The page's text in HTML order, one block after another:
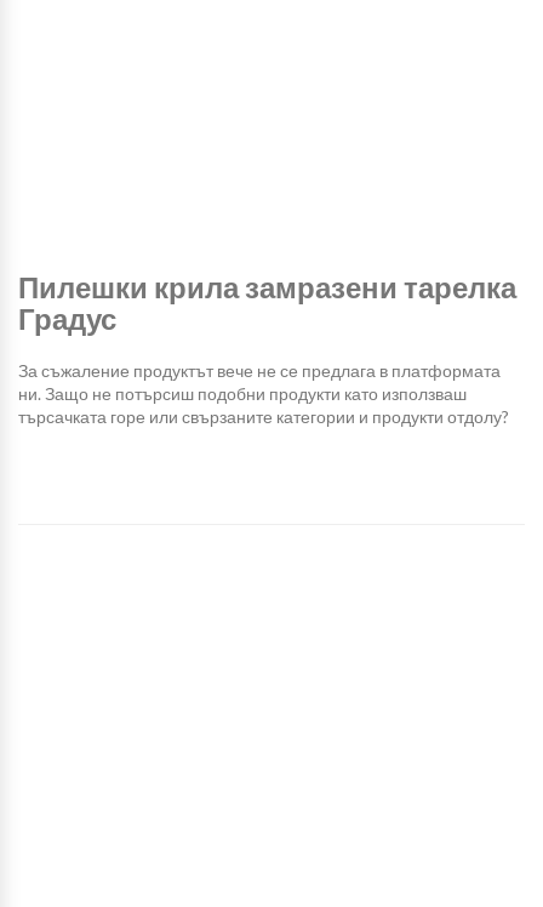
Пилешки крила замразени тарелка
Градус
За съжаление продуктът вече не се предлага в платформата
ни. Защо не потърсиш подобни продукти като използваш
търсачката горе или свързаните категории и продукти отдолу?